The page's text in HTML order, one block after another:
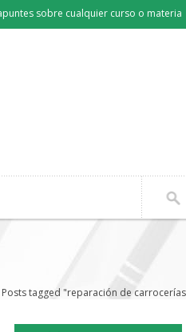
sobre cualquier curso o materia
Posts tagged "reparación de